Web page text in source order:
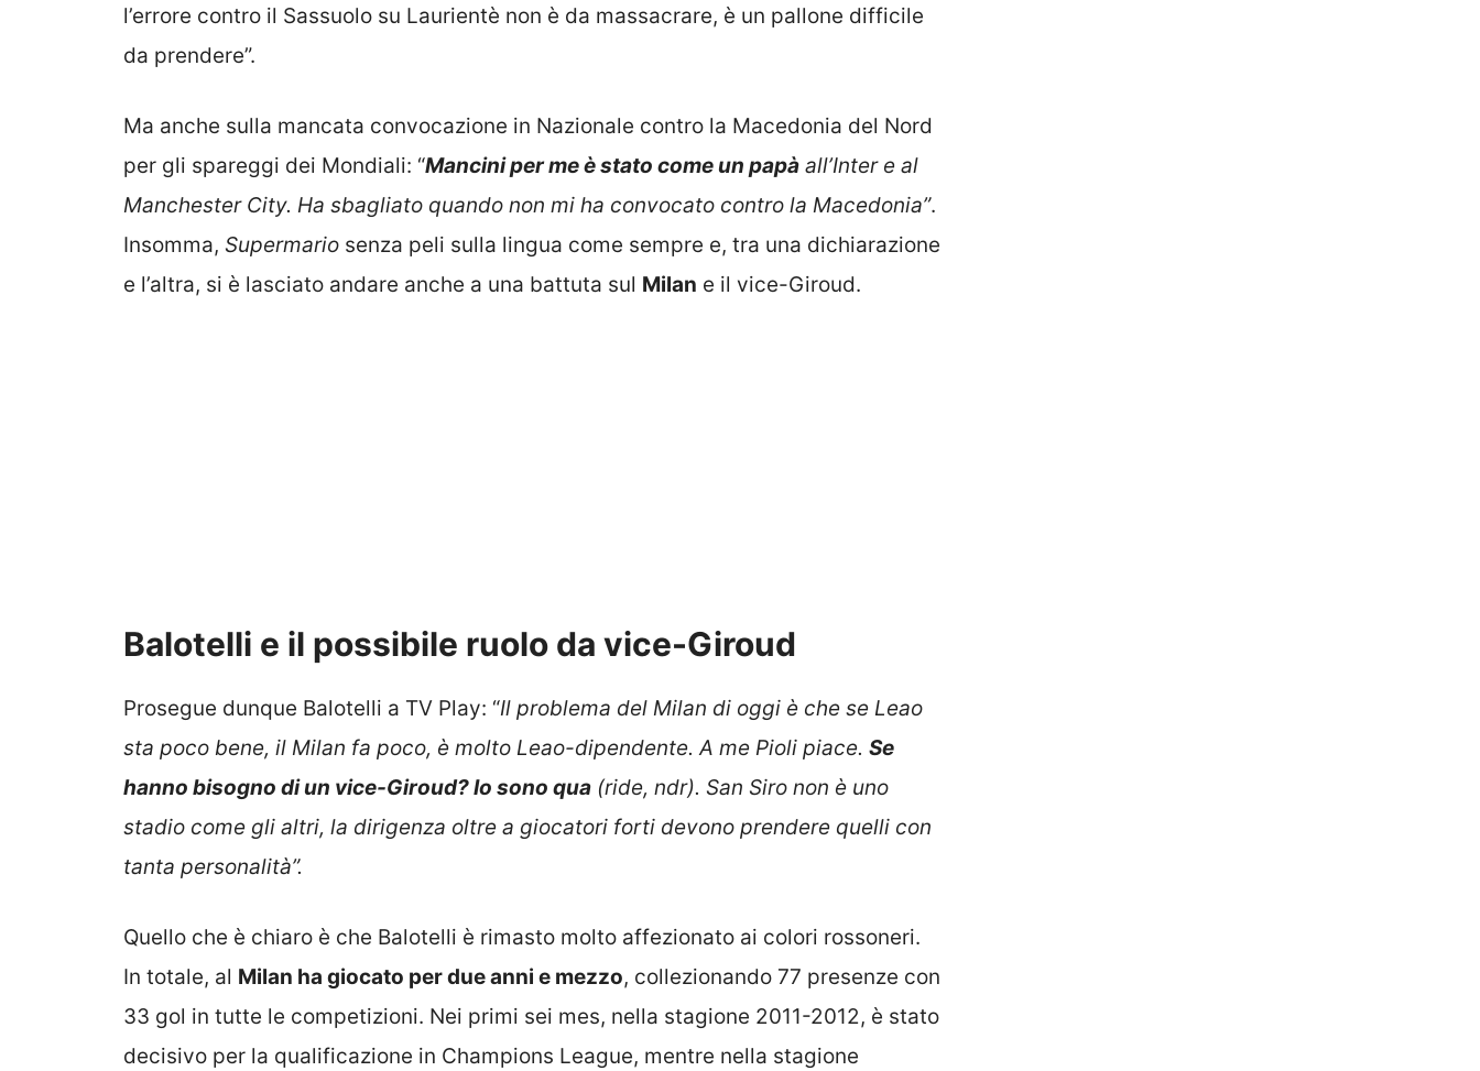
l’errore contro il Sassuolo su Laurientè non è da massacrare, è un pallone difficile
da prendere”.
Ma anche sulla mancata convocazione in Nazionale contro la Macedonia del Nord
per gli spareggi dei Mondiali: “Mancini per me è stato come un papà all’Inter e al
Manchester City. Ha sbagliato quando non mi ha convocato contro la Macedonia”.
Insomma, Supermario senza peli sulla lingua come sempre e, tra una dichiarazione
e l’altra, si è lasciato andare anche a una battuta sul Milan e il vice-Giroud.
Balotelli e il possibile ruolo da vice-Giroud
Prosegue dunque Balotelli a TV Play: “Il problema del Milan di oggi è che se Leao
sta poco bene, il Milan fa poco, è molto Leao-dipendente. A me Pioli piace. Se
hanno bisogno di un vice-Giroud? Io sono qua (ride, ndr). San Siro non è uno
stadio come gli altri, la dirigenza oltre a giocatori forti devono prendere quelli con
tanta personalità”.
Quello che è chiaro è che Balotelli è rimasto molto affezionato ai colori rossoneri.
In totale, al Milan ha giocato per due anni e mezzo, collezionando 77 presenze con
33 gol in tutte le competizioni. Nei primi sei mes, nella stagione 2011-2012, è stato
decisivo per la qualificazione in Champions League, mentre nella stagione